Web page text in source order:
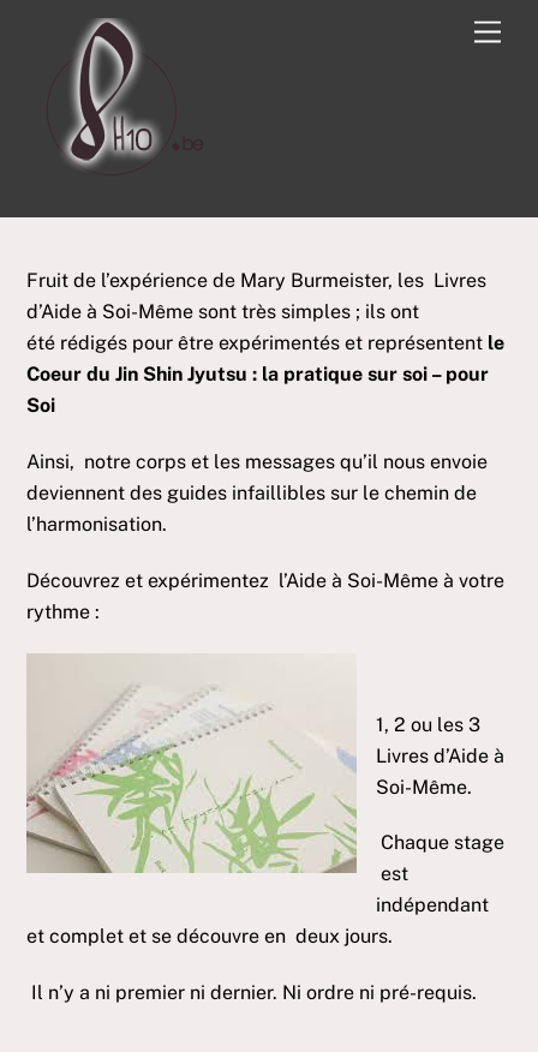
Fruit de l’expérience de Mary Burmeister, les Livres
d’Aide à Soi-Même sont très simples ; ils ont
été rédigés pour être expérimentés et représentent le
Coeur du Jin Shin Jyutsu : la pratique sur soi – pour
Soi
Ainsi, notre corps et les messages qu’il nous envoie
deviennent des guides infaillibles sur le chemin de
l’harmonisation.
Découvrez et expérimentez l’Aide à Soi-Même à votre
rythme :
1, 2 ou les 3
Livres d’Aide à
Soi-Même.
Chaque stage
est
indépendant
et complet et se découvre en deux jours.
Il n’y a ni premier ni dernier. Ni ordre ni pré-requis.